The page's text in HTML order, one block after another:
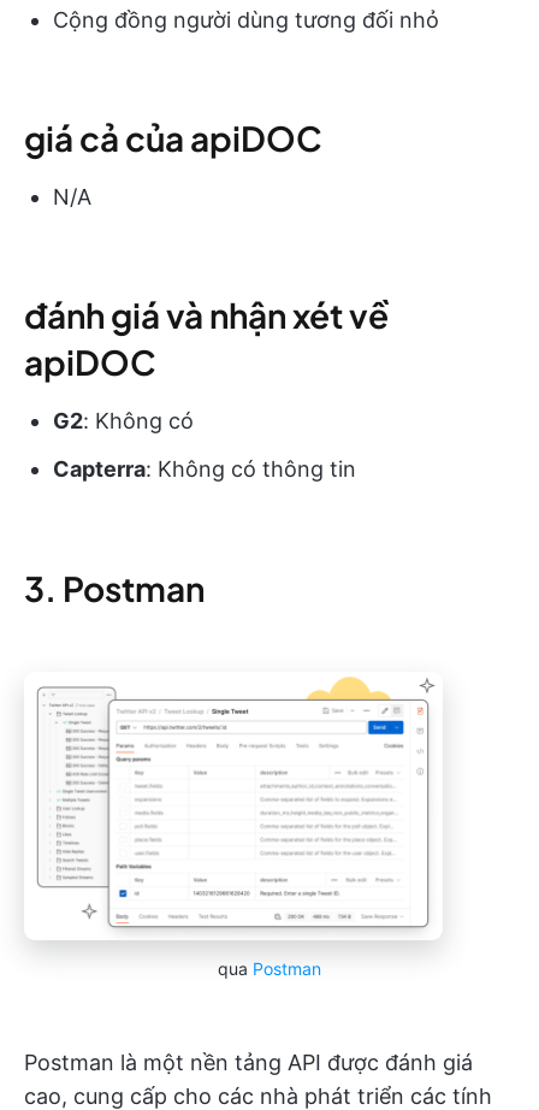
Cộng đồng người dùng tương đối nhỏ
giá cả của apiDOC
N/A
đánh giá và nhận xét về
apiDOC
G2: Không có
Capterra: Không có thông tin
3. Postman
qua Postman
Postman là một nền tảng API được đánh giá
cao, cung cấp cho các nhà phát triển các tính